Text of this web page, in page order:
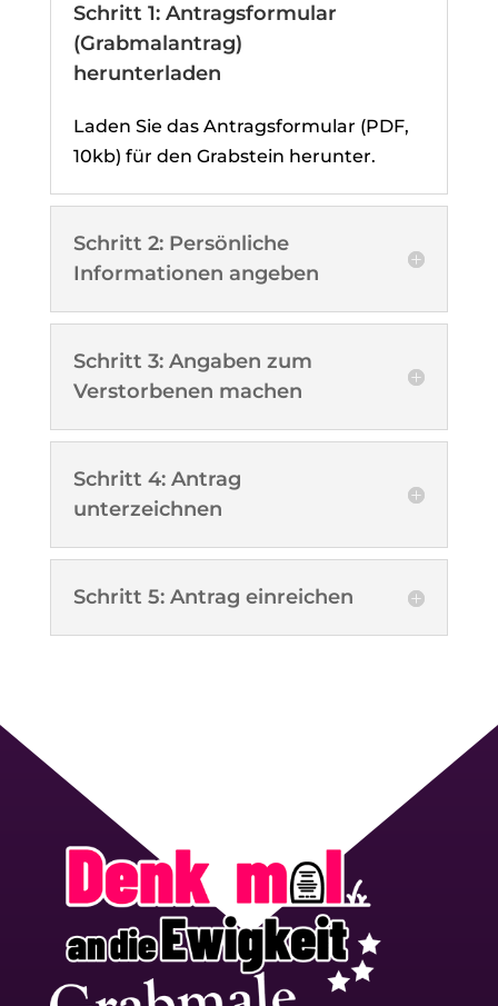
Schritt 1: Antragsformular
(Grabmalantrag)
herunterladen
Laden Sie das Antragsformular (PDF,
10kb) für den Grabstein herunter.
Schritt 2: Persönliche
Informationen angeben
Schritt 3: Angaben zum
Verstorbenen machen
Schritt 4: Antrag
unterzeichnen
Schritt 5: Antrag einreichen